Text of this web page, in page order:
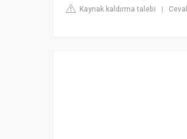
Kaynak kaldırma talebi |